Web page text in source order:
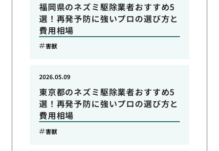
福岡県のネズミ駆除業者おすすめ5
選！再発予防に強いプロの選び方と
費用相場
害獣
東京都のネズミ駆除業者おすすめ5
選！再発予防に強いプロの選び方と
費用相場
2026.05.09
害獣